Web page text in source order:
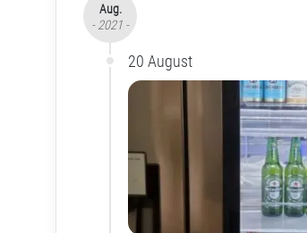
Aug.
- 2021 -
20 August